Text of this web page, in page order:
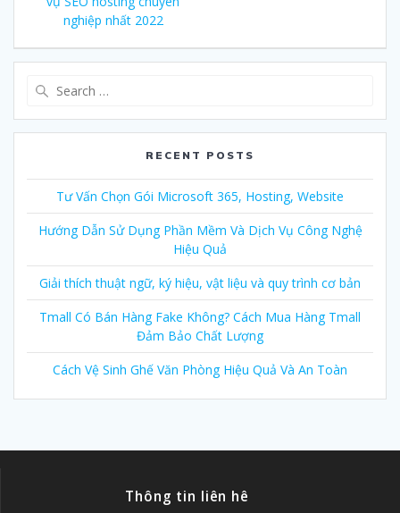
navigation
nghiệp nhất 2022
RECENT POSTS
Tư Vấn Chọn Gói Microsoft 365, Hosting, Website
Hướng Dẫn Sử Dụng Phần Mềm Và Dịch Vụ Công Nghệ
Hiệu Quả
Giải thích thuật ngữ, ký hiệu, vật liệu và quy trình cơ bản
Tmall Có Bán Hàng Fake Không? Cách Mua Hàng Tmall
Đảm Bảo Chất Lượng
Cách Vệ Sinh Ghế Văn Phòng Hiệu Quả Và An Toàn
Thông tin liên hê